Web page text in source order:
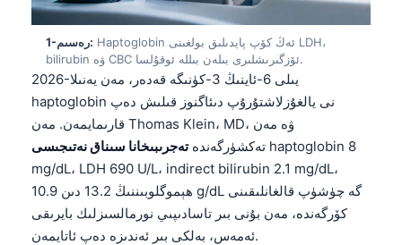
1-رەسىم: Haptoglobin ئەڭ كۆپ پايدىلىق بولغىنى LDH،
bilirubin ۋە CBC ئۆزگىرىشلىرى بىلەن بىللە ئوقۇلسا.
2026-يىلى 6-ئاينىڭ 3-كۈنىگە قەدەر، مەن يەنىلا
haptoglobin نى يالغۇزلاشتۇرۇپ دىئاگنوز قىلىش دەپ
قارىمايمەن. مەن Thomas Klein، MD، ۋە مەن
تەكشۈرگەندەتەجرىبىخانا سىناق نەتىجىسى
haptoglobin 8
mg/dL، LDH 690 U/L، indirect bilirubin 2.1 mg/dL،
ھېموگلوبىننىڭ 13.2 دىن 10.9 g/dL گە چۈشۈپ قالغانلىقىنى
كۆرگەندە، مەن بۇنى بىر تاسادىپىي نورمالسىزلىك بايرىقى
ئەمەس، بەلكى بىر ئەندىزە دەپ ئاتايمەن.